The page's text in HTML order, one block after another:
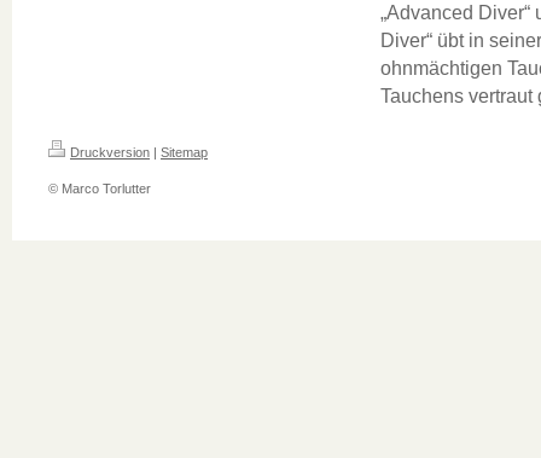
„Advanced Diver“
Diver“ übt in
ohnmächtigen
Tauchens vertraut
Druckversion | Sitemap
© Marco Torlutter